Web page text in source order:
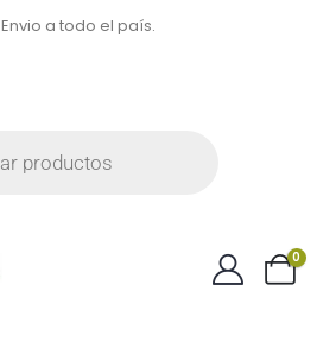
Envio a todo el país.
0